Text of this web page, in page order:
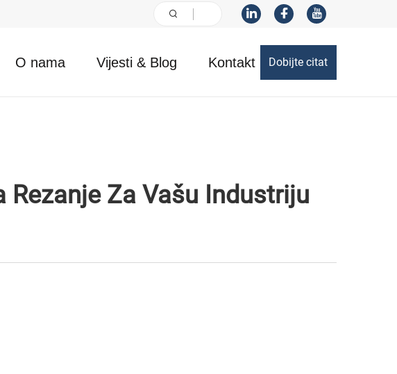
O nama Vijesti & Blog Kontakt Dobijte citat
Rezanje Za Vašu Industriju